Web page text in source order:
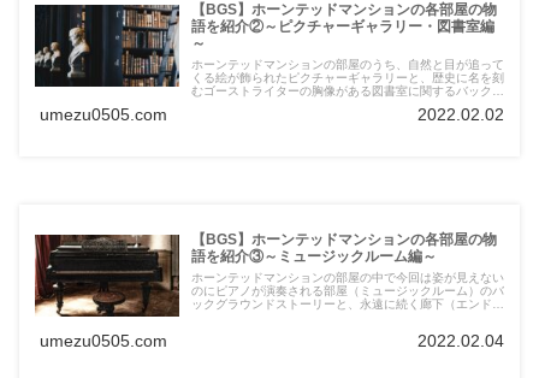
【BGS】ホーンテッドマンションの各部屋の物
語を紹介②～ピクチャーギャラリー・図書室編
～
ホーンテッドマンションの部屋のうち、自然と目が追って
くる絵が飾られたピクチャーギャラリーと、歴史に名を刻
むゴーストライターの胸像がある図書室に関するバックグ
umezu0505.com 2022.02.02
【BGS】ホーンテッドマンションの各部屋の物
語を紹介③～ミュージックルーム編～
ホーンテッドマンションの部屋の中で今回は姿が見えない
のにピアノが演奏される部屋（ミュージックルーム）のバ
ックグラウンドストーリーと、永遠に続く廊下（エンドレ
umezu0505.com 2022.02.04